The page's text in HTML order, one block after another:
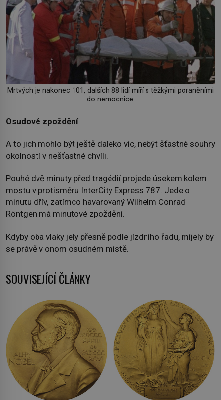
Mrtvých je nakonec 101, dalších 88 lidí míří s těžkými poraněními
do nemocnice.
Osudové zpoždění
A to jich mohlo být ještě daleko víc, nebýt šťastné souhry
okolností v nešťastné chvíli.
Pouhé dvě minuty před tragédií projede úsekem kolem
mostu v protisměru InterCity Express 787. Jede o
minutu dřív, zatímco havarovaný Wilhelm Conrad
Röntgen má minutové zpoždění.
Kdyby oba vlaky jely přesně podle jízdního řadu, míjely by
se právě v onom osudném místě.
SOUVISEJÍCÍ ČLÁNKY